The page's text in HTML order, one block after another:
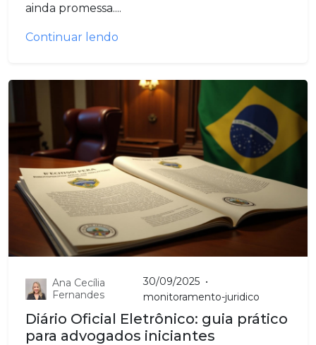
ainda promessa....
Continuar lendo
Ana Cecília
Fernandes
30/09/2025 •
monitoramento-juridico
Diário Oficial Eletrônico: guia prático
para advogados iniciantes